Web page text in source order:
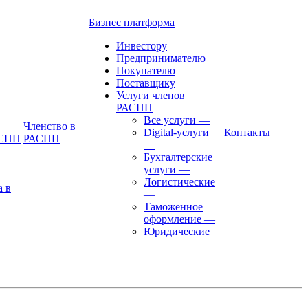
в
Членство в
РАСПП
Бизнес платформа
Инвестору
Предпринимателю
Покупателю
Поставщику
Услуги членов
РАСПП
Все услуги —
Digital-услуги
—
Бухгалтерские
услуги —
Логистические
—
Таможенное
оформление —
Юридические
Контакты